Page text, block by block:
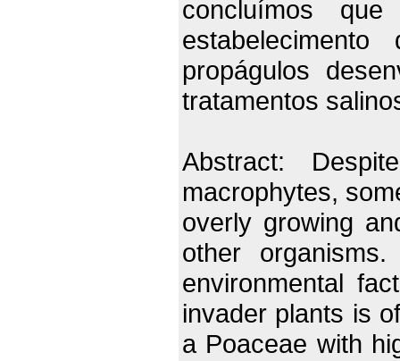
concluímos
propágulos
tratamentos
Abstract:
macrophytes,
overly growing
other
environmental
invader plants is
a Poaceae with